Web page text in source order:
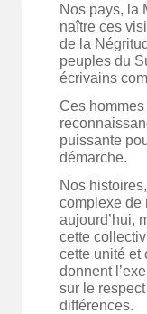
Nos pays, la
naître ces
de la
peuples du
écrivains
Ces
puissante
démarche.
Nos
complexe de
aujourd’hui,
cette
cette unité et
donnent
sur le
différences.